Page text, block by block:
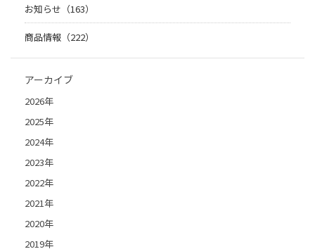
お知らせ（163）
商品情報（222）
アーカイブ
2026年
2025年
2024年
2023年
2022年
2021年
2020年
2019年